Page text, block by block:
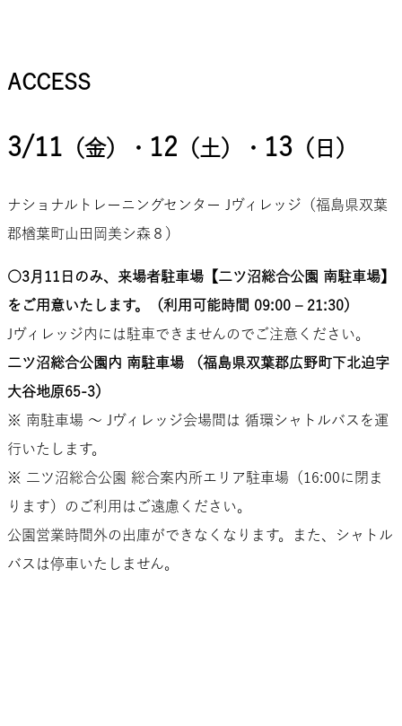
ACCESS
3/11 （金）・ 12 （土）・ 13 （日）
ナショナルトレーニングセンター Jヴィレッジ（福島県双葉
郡楢葉町山田岡美シ森８）
○3月11日のみ、来場者駐車場【二ツ沼総合公園 南駐車場】
をご用意いたします。（利用可能時間 09:00 – 21:30）
Jヴィレッジ内には駐車できませんのでご注意ください。
二ツ沼総合公園内 南駐車場 （福島県双葉郡広野町下北迫字
大谷地原65-3）
※ 南駐車場 〜 Jヴィレッジ会場間は 循環シャトルバスを運
行いたします。
※ 二ツ沼総合公園 総合案内所エリア駐車場（16:00に閉ま
ります）のご利用はご遠慮ください。
公園営業時間外の出庫ができなくなります。また、シャトル
バスは停車いたしません。